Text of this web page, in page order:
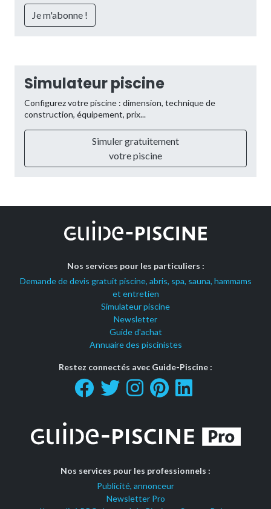
Simulateur piscine
Configurez votre piscine : dimension, technique de
construction, équipement, prix...
Simuler gratuitement
votre piscine
Nos services pour les particuliers :
Demande de devis gratuit piscine, abris, spa, sauna, hammams
et entretien
Simulateur piscine
Newsletter
Guide d'achat
Annuaire des piscinistes
Restez connectés avec Guide-Piscine :
Nos services pour les professionnels :
Publicité, annonceur
Newsletter Pro